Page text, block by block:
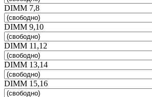
DIMM 7,8
DIMM 9,10
DIMM 11,12
DIMM 13,14
DIMM 15,16